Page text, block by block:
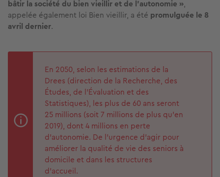
bâtir la société du bien vieillir et de l’autonomie »,
appelée également loi Bien vieillir, a été promulguée le 8
avril dernier.
En 2050, selon les estimations de la
Drees (direction de la Recherche, des
Études, de l'Évaluation et des
Statistiques), les plus de 60 ans seront
25 millions (soit 7 millions de plus qu’en
2019), dont 4 millions en perte
d’autonomie. De l’urgence d’agir pour
améliorer la qualité de vie des seniors à
domicile et dans les structures
d’accueil.